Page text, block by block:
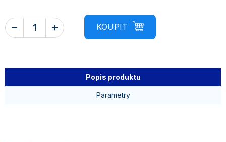
Popis produktu
Parametry